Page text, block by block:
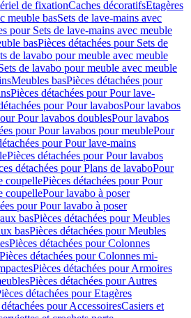
de fixationCaches décoratifsEtagères
meuble basSets de lave-mains avec
pour Sets de lave-mains avec meuble
basPièces détachées pour Sets de
de lavabo pour meuble avec meuble
de lavabo pour meuble avec meuble
Meubles basPièces détachées pour
Pièces détachées pour Pour lave-
pour Pour lavabosPour lavabos
Pour lavabos doublesPour lavabos
pour Pour lavabos pour meublePour
pour Pour lave-mains
Pièces détachées pour Pour lavabos
détachées pour Plans de lavaboPour
coupellePièces détachées pour Pour
coupellePour lavabo à poser
pour Pour lavabo à poser
basPièces détachées pour Meubles
basPièces détachées pour Meubles
Pièces détachées pour Colonnes
Pièces détachées pour Colonnes mi-
Pièces détachées pour Armoires
Pièces détachées pour Autres
détachées pour Etagères
pour AccessoiresCasiers et